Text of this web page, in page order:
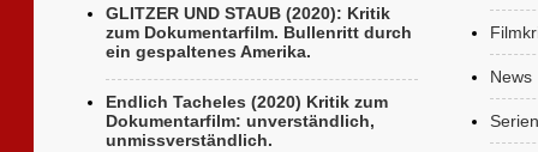
GLITZER UND STAUB (2020): Kritik
zum Dokumentarfilm. Bullenritt durch
ein gespaltenes Amerika.
Endlich Tacheles (2020) Kritik zum
Dokumentarfilm: unverständlich,
unmissverständlich.
News
Serien